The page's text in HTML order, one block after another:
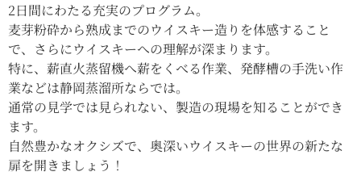
News
お問合せ
Contact
2日間にわたる充実のプログラム。
麦芽粉砕から熟成までのウイスキー造りを体感すること
で、さらにウイスキーへの理解が深まります。
特に、薪直火蒸留機へ薪をくべる作業、発酵槽の手洗い作
業などは静岡蒸溜所ならでは。
通常の見学では見られない、製造の現場を知ることができ
ます。
自然豊かなオクシズで、奥深いウイスキーの世界の新たな
扉を開きましょう！